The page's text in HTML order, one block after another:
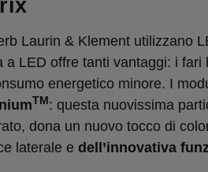
Laurin & Klement utilizzano
a LED offre tanti vantaggi: i fari
energetico minore. I
TM : questa nuovissima
dona un nuovo tocco di
laterale e dell’innovativa